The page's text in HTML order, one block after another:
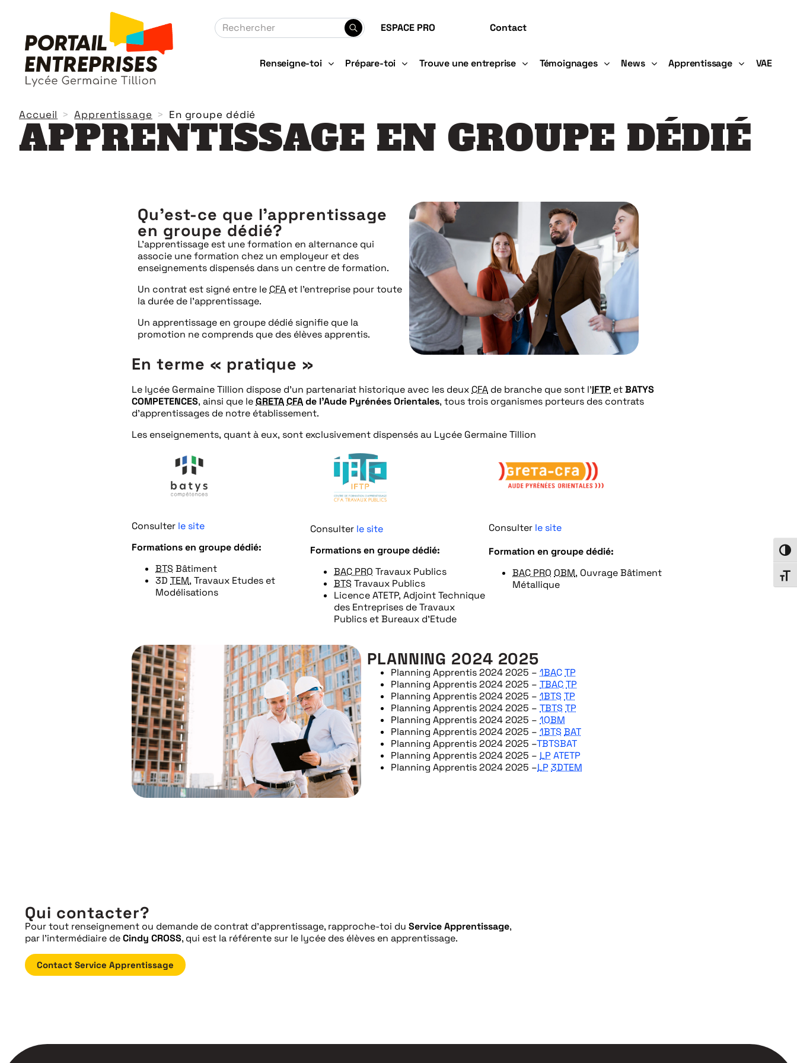
ESPACE PRO Contact
Renseigne-toi Prépare-toi Trouve une entreprise Témoignages News Apprentissage VAE
Accueil Apprentissage En groupe dédié
APPRENTISSAGE EN GROUPE DÉDIÉ
Qu'est-ce que l'apprentissage
en groupe dédié?
L’apprentissage est une formation en alternance qui
associe une formation chez un employeur et des
enseignements dispensés dans un centre de formation.
Un contrat est signé entre le CFA et l’entreprise pour toute
la durée de l’apprentissage.
Un apprentissage en groupe dédié signifie que la
promotion ne comprends que des élèves apprentis.
En terme « pratique »
Le lycée Germaine Tillion dispose d’un partenariat historique avec les deux CFA de branche que sont l’IFTP etBATYS
COMPETENCES, ainsi que leGRETACFAde l’Aude Pyrénées Orientales, tous trois organismes porteurs des contrats
d’apprentissages de notre établissement.
Les enseignements, quant à eux, sont exclusivement dispensés au Lycée Germaine Tillion
Consulter le site
Formations en groupe dédié:
BTS Bâtiment
3D TEM, Travaux Etudes et
Modélisations
Consulter le site
Formations en groupe dédié:
BAC PRO Travaux Publics
BTS Travaux Publics
Licence ATETP, Adjoint Technique
des Entreprises de Travaux
Publics et Bureaux d’Etude
Consulter le site
Formation en groupe dédié:
BAC PRO OBM, Ouvrage Bâtiment
Métallique
PLANNING 2024 2025
Planning Apprentis 2024 2025 – 1BACTP
Planning Apprentis 2024 2025 – TBACTP
Planning Apprentis 2024 2025 – 1BTS TP
Planning Apprentis 2024 2025 – TBTS TP
Planning Apprentis 2024 2025 – 1OBM
Planning Apprentis 2024 2025 – 1BTS BAT
Planning Apprentis 2024 2025 –TBTSBAT
Planning Apprentis 2024 2025 – LP ATETP
Planning Apprentis 2024 2025 –LP 3DTEM
Qui contacter?
Pour tout renseignement ou demande de contrat d’apprentissage, rapproche-toi du Service Apprentissage,
par l’intermédiaire deCindy CROSS, qui est la référente sur le lycée des élèves en apprentissage.
Contact Service Apprentissage